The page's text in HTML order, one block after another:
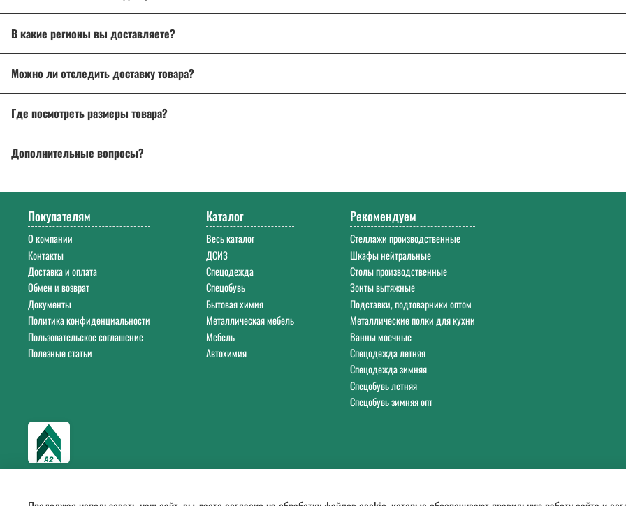
Для государственных и муниципальных заказчиков возможна поставка товара с отсрочкой платежа до 30 дней.
Подробнее об оплате
В какие регионы вы доставляете?
Подробнее о доставке
Можно ли отследить доставку товара?
Где посмотреть размеры товара?
Дополнительные вопросы?
Покупателям
О компании
Контакты
Доставка и оплата
Обмен и возврат
Документы
Политика конфиденциальности
Пользовательское соглашение
Полезные статьи
Каталог
Весь каталог
ДСИЗ
Спецодежда
Спецобувь
Бытовая химия
Металлическая мебель
Мебель
Автохимия
Рекомендуем
Стеллажи производственные
Шкафы нейтральные
Столы производственные
Зонты вытяжные
Подставки, подтоварники оптом
Металлические полки для кухни
Ванны моечные
Спецодежда летняя
Спецодежда зимняя
Спецобувь летняя
Спецобувь зимняя опт